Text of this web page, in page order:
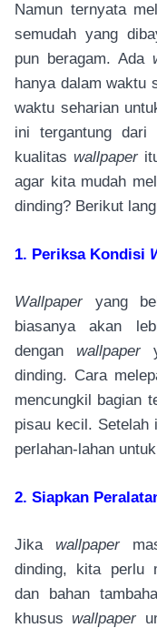
Namun ternyata
semudah yang
pun beragam. Ada
hanya dalam waktu
waktu seharian
ini tergantung dari
kualitas wallpaper
agar kita mudah
dinding? Berikut
1. Periksa Kondisi
Wallpaperyang
biasanya akan
dengan wallpaper
dinding. Cara
mencungkil bagian
pisau kecil. Setelah
perlahan-lahan
2. Siapkan
Jikawallpaper
dinding, kita perlu
dan bahan
khususwallpaper